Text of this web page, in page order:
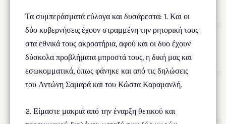
Τα συμπεράσματά εύλογα και δυσάρεστα: 1. Και οι
δύο κυβερνήσεις έχουν στραμμένη την ρητορική τους
στα εθνικά τους ακροατήρια, αφού και οι δυο έχουν
δύσκολα προβλήματα μπροστά τους, η δική μας και
εσωκομματικά, όπως φάνηκε και από τις δηλώσεις
του Αντώνη Σαμαρά και του Κώστα Καραμανλή.
2. Είμαστε μακριά από την έναρξη θετικού και